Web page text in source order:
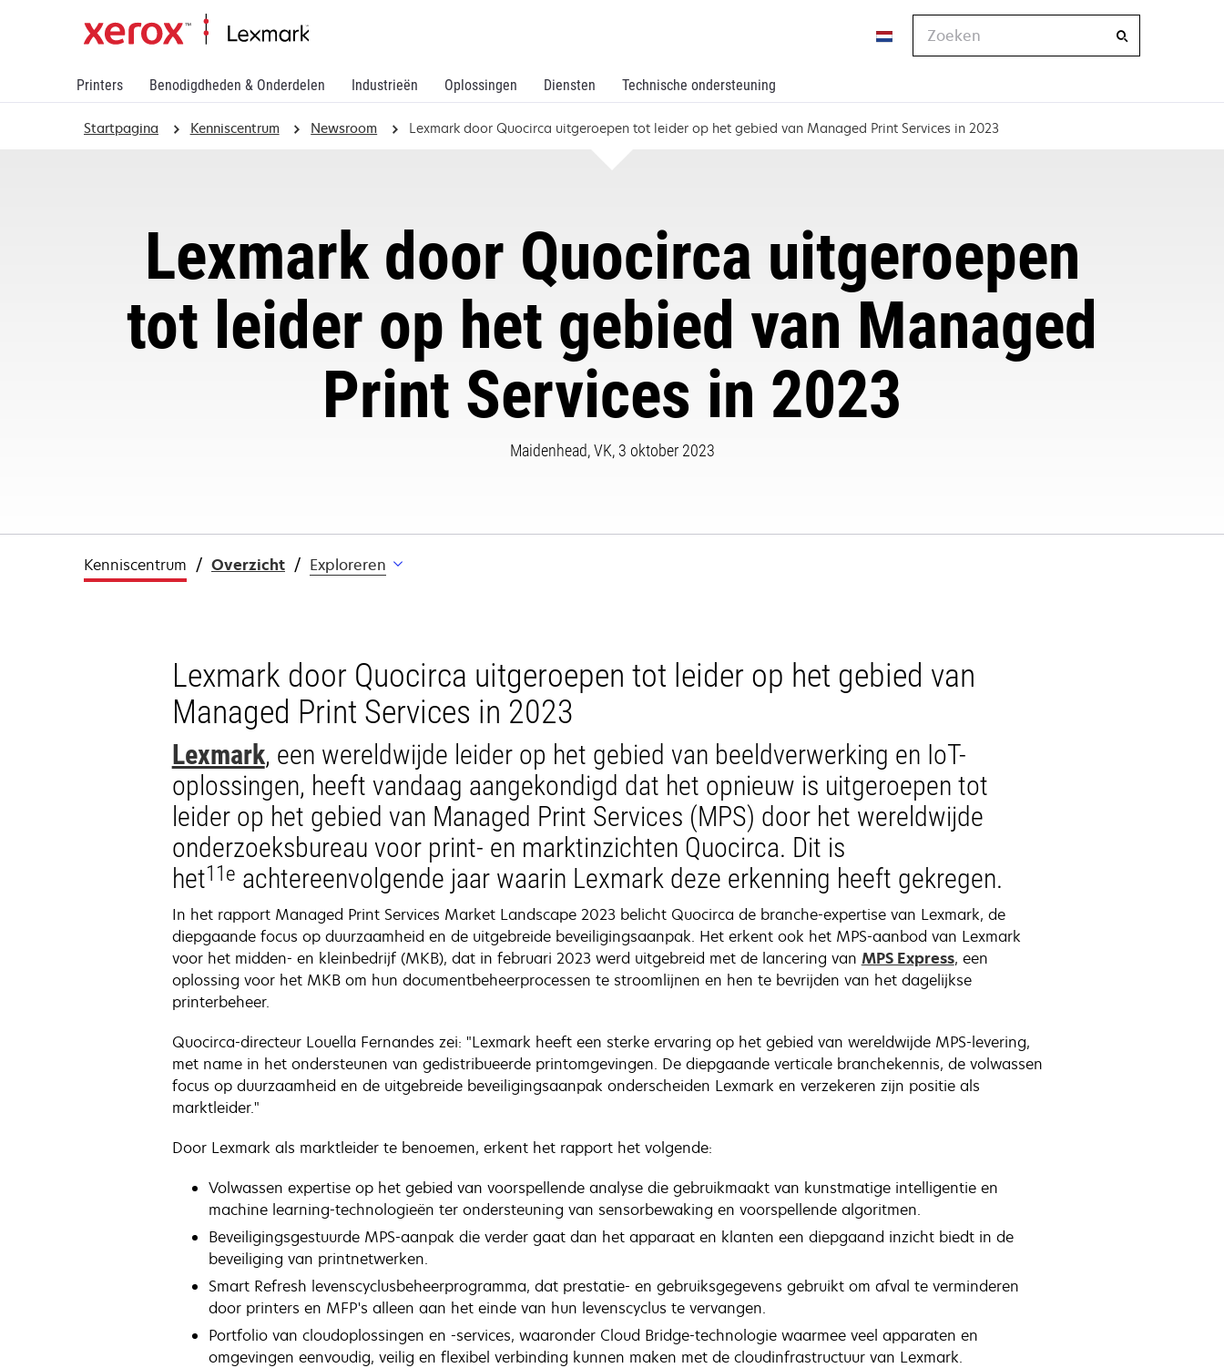
Printers Benodigdheden & Onderdelen Industrieën Oplossingen Diensten Technische ondersteuning
Zoeken
Startpagina Kenniscentrum Newsroom Lexmark door Quocirca uitgeroepen tot leider op het gebied van Managed Print Services in 2023
Lexmark door Quocirca uitgeroepen
tot leider op het gebied van Managed
Print Services in 2023
Maidenhead, VK, 3 oktober 2023
Kenniscentrum Overzicht Exploreren
Lexmark door Quocirca uitgeroepen tot leider op het gebied van
Managed Print Services in 2023
Lexmark, een wereldwijde leider op het gebied van beeldverwerking en IoT-
oplossingen, heeft vandaag aangekondigd dat het opnieuw is uitgeroepen tot
leider op het gebied van Managed Print Services (MPS) door het wereldwijde
onderzoeksbureau voor print- en marktinzichten Quocirca. Dit is
het11e achtereenvolgende jaar waarin Lexmark deze erkenning heeft gekregen.
In het rapport Managed Print Services Market Landscape 2023 belicht Quocirca de branche-expertise van Lexmark, de
diepgaande focus op duurzaamheid en de uitgebreide beveiligingsaanpak. Het erkent ook het MPS-aanbod van Lexmark
voor het midden- en kleinbedrijf (MKB), dat in februari 2023 werd uitgebreid met de lancering van MPS Express, een
oplossing voor het MKB om hun documentbeheerprocessen te stroomlijnen en hen te bevrijden van het dagelijkse
printerbeheer.
Quocirca-directeur Louella Fernandes zei: "Lexmark heeft een sterke ervaring op het gebied van wereldwijde MPS-levering,
met name in het ondersteunen van gedistribueerde printomgevingen. De diepgaande verticale branchekennis, de volwassen
focus op duurzaamheid en de uitgebreide beveiligingsaanpak onderscheiden Lexmark en verzekeren zijn positie als
marktleider."
Door Lexmark als marktleider te benoemen, erkent het rapport het volgende:
Volwassen expertise op het gebied van voorspellende analyse die gebruikmaakt van kunstmatige intelligentie en
machine learning-technologieën ter ondersteuning van sensorbewaking en voorspellende algoritmen.
Beveiligingsgestuurde MPS-aanpak die verder gaat dan het apparaat en klanten een diepgaand inzicht biedt in de
beveiliging van printnetwerken.
Smart Refresh levenscyclusbeheerprogramma, dat prestatie- en gebruiksgegevens gebruikt om afval te verminderen
door printers en MFP's alleen aan het einde van hun levenscyclus te vervangen.
Portfolio van cloudoplossingen en -services, waaronder Cloud Bridge-technologie waarmee veel apparaten en
omgevingen eenvoudig, veilig en flexibel verbinding kunnen maken met de cloudinfrastructuur van Lexmark.